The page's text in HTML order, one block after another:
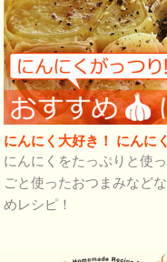
にんにく大好き！ にんに
にんにくをたっぷりと使
ごと使ったおつまみなど
めレシピ！